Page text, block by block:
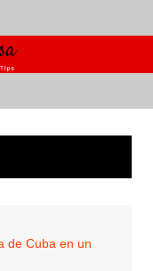
de Cuba en un